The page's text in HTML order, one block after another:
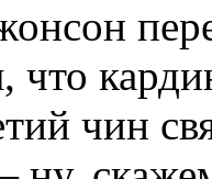
что
чин